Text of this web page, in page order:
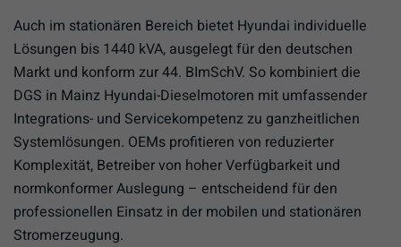
Auch im stationären Bereich bietet Hyundai individuelle
Lösungen bis 1440 kVA, ausgelegt für den deutschen
Markt und konform zur 44. BImSchV. So kombiniert die
DGS in Mainz Hyundai-Dieselmotoren mit umfassender
Integrations- und Servicekompetenz zu ganzheitlichen
Systemlösungen. OEMs profitieren von reduzierter
Komplexität, Betreiber von hoher Verfügbarkeit und
normkonformer Auslegung – entscheidend für den
professionellen Einsatz in der mobilen und stationären
Stromerzeugung.